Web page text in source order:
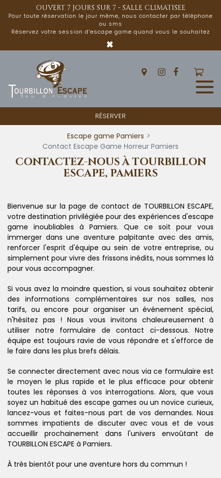
OUVERT 7 JOURS SUR 7 - SALLE CLIMATISEE
Pour toute réservation le jour même, nous contacter par téléphone
ou sms
Réservez votre session d’escape game quand vous le souhaitez
×
RÉSERVER
Escape game Pamiers
Contact Escape Game Horreur Pamiers
CONTACTEZ-NOUS À TOURBILLON
ESCAPE, PAMIERS
Bienvenue sur la page de contact de TOURBILLON ESCAPE,
votre destination privilégiée pour des expériences d'escape
game inoubliables à Pamiers. Que ce soit pour vous
immerger dans une aventure palpitante avec des amis,
renforcer l'esprit d'équipe au sein de votre entreprise, ou
simplement pour vivre des frissons inédits, nous sommes là
pour vous accompagner.
Si vous avez la moindre question, si vous souhaitez obtenir
des informations complémentaires sur nos salles, nos
tarifs, ou encore pour organiser un événement spécial,
n'hésitez pas ! Nous vous invitons chaleureusement à
utiliser notre formulaire de contact ci-dessous. Notre
équipe est toujours ravie de vous répondre et s'efforce de
le faire dans les plus brefs délais.
Se connecter directement avec nous via ce formulaire est
le moyen le plus rapide et le plus efficace pour obtenir
toutes les réponses à vos interrogations. Alors, que vous
soyez un habitué des escape games ou un novice curieux,
lancez-vous et faites-nous part de vos demandes. Nous
sommes impatients de discuter avec vous et de vous
accueillir prochainement dans l'univers envoûtant de
TOURBILLON ESCAPE à Pamiers.
À très bientôt pour une aventure hors du commun !
Panneau de gestion des cookies